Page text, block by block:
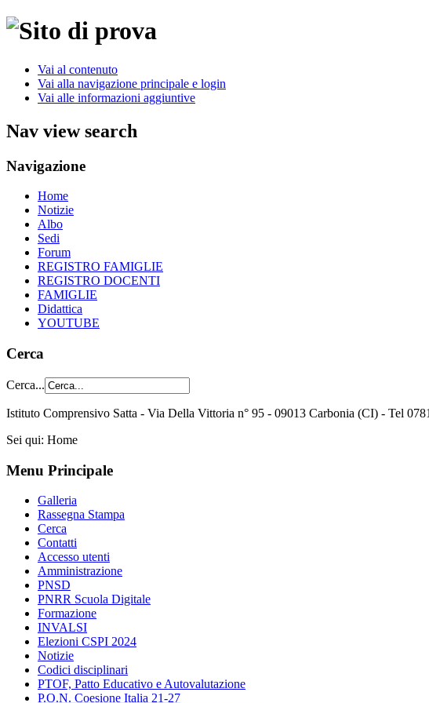
Vai al contenuto
Vai alla navigazione principale e login
Vai alle informazioni aggiuntive
Nav view search
Navigazione
Home
Notizie
Albo
Sedi
Forum
REGISTRO FAMIGLIE
REGISTRO DOCENTI
FAMIGLIE
Didattica
YOUTUBE
Cerca
Cerca...
Istituto Comprensivo Satta - Via Della Vittoria n° 95 - 09013 Carbonia (CI) - Tel
Sei qui: Home
Menu Principale
Galleria
Rassegna Stampa
Cerca
Contatti
Accesso utenti
Amministrazione
PNSD
PNRR Scuola Digitale
Formazione
INVALSI
Elezioni CSPI 2024
Notizie
Codici disciplinari
PTOF, Patto Educativo e Autovalutazione
P.O.N. Coesione Italia 21-27